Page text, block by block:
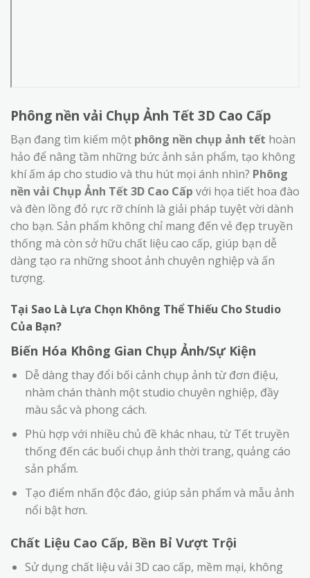
Phông nền vải Chụp Ảnh Tết 3D Cao Cấp
Bạn đang tìm kiếm một phông nền chụp ảnh tết hoàn
hảo để nâng tầm những bức ảnh sản phẩm, tạo không
khí ấm áp cho studio và thu hút mọi ánh nhìn? Phông
nền vải Chụp Ảnh Tết 3D Cao Cấp với họa tiết hoa đào
và đèn lồng đỏ rực rỡ chính là giải pháp tuyệt vời dành
cho bạn. Sản phẩm không chỉ mang đến vẻ đẹp truyền
thống mà còn sở hữu chất liệu cao cấp, giúp bạn dễ
dàng tạo ra những shoot ảnh chuyên nghiệp và ấn
tượng.
Tại Sao Là Lựa Chọn Không Thể Thiếu Cho Studio
Của Bạn?
Biến Hóa Không Gian Chụp Ảnh/Sự Kiện
Dễ dàng thay đổi bối cảnh chụp ảnh từ đơn điệu,
nhàm chán thành một studio chuyên nghiệp, đầy
màu sắc và phong cách.
Phù hợp với nhiều chủ đề khác nhau, từ Tết truyền
thống đến các buổi chụp ảnh thời trang, quảng cáo
sản phẩm.
Tạo điểm nhấn độc đáo, giúp sản phẩm và mẫu ảnh
nổi bật hơn.
Chất Liệu Cao Cấp, Bền Bỉ Vượt Trội
Sử dụng chất liệu vải 3D cao cấp, mềm mại, không